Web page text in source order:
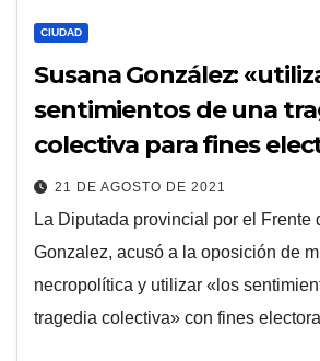
CIUDAD
Susana González:
sentimientos de una
colectiva para fines
21 DE AGOSTO DE 2021
La Diputada provincial por el Frente
Gonzalez, acusó a la oposición de
necropolítica y utilizar «los
tragedia colectiva» con fines